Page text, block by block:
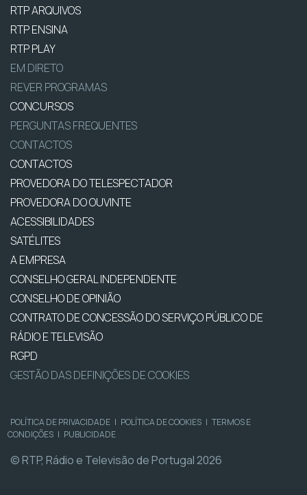
RTP ARQUIVOS
RTP ENSINA
RTP PLAY
EM DIRETO
REVER PROGRAMAS
CONCURSOS
PERGUNTAS FREQUENTES
CONTACTOS
CONTACTOS
PROVEDORA DO TELESPECTADOR
PROVEDORA DO OUVINTE
ACESSIBILIDADES
SATÉLITES
A EMPRESA
CONSELHO GERAL INDEPENDENTE
CONSELHO DE OPINIÃO
CONTRATO DE CONCESSÃO DO SERVIÇO PÚBLICO DE
RÁDIO E TELEVISÃO
RGPD
GESTÃO DAS DEFINIÇÕES DE COOKIES
POLÍTICA DE PRIVACIDADE | POLÍTICA DE COOKIES | TERMOS E
CONDIÇÕES | PUBLICIDADE
© RTP, Rádio e Televisão de Portugal 2026